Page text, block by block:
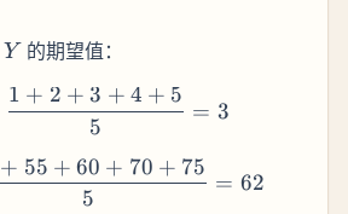
Y
Y 的期望值：
\mathbb{E}[X] =
5
1 + 2 + 3 + 4 + 5
= 3
\mathbb{E}[Y] =
5
+ 55 + 60 + 70 + 75
= 62